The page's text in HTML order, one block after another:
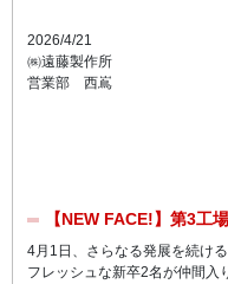
2026/4/21
㈱遠藤製作所
営業部 西嶌
【NEW FACE!】第3工
4月1日、さらなる発展を続け
フレッシュな新卒2名が仲間入